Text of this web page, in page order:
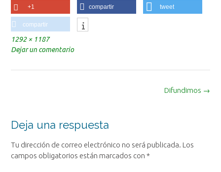
+1 compartir tweet
compartir
Tamaño
completo
1292 × 1187
Dejar un comentario
entrada
Difundimos →
Deja una respuesta
Tu dirección de correo electrónico no será publicada. Los
campos obligatorios están marcados con *